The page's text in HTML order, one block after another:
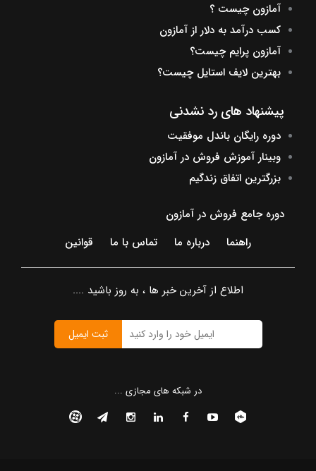
آمازون چیست ؟
کسب درآمد به دلار از آمازون
آمازون پرایم چیست؟
بهترین لایف استایل چیست؟
پیشنهاد های رد نشدنی
دوره رایگان باندل موفقیت
وبینار آموزش فروش در آمازون
بزرگترین اتفاق زندگیم
دوره جامع فروش در آمازون
راهنما
درباره ما تماس با ما قوانین
اطلاع از آخرین خبر ها ، به روز باشید ....
ثبت ایمیل
در شبکه های مجازی ...